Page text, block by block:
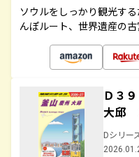
ソウルをしっかり観光す
んぽルート、世界遺産の
Ｄ３
大邱
Dシリー